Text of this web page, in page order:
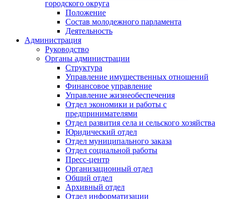
городского округа
Положение
Состав молодежного парламента
Деятельность
Администрация
Руководство
Органы администрации
Структура
Управление имущественных отношений
Финансовое управление
Управление жизнеобеспечения
Отдел экономики и работы с
предпринимателями
Отдел развития села и сельского хозяйства
Юридический отдел
Отдел муниципального заказа
Отдел социальной работы
Пресс-центр
Организационный отдел
Общий отдел
Архивный отдел
Отдел информатизации